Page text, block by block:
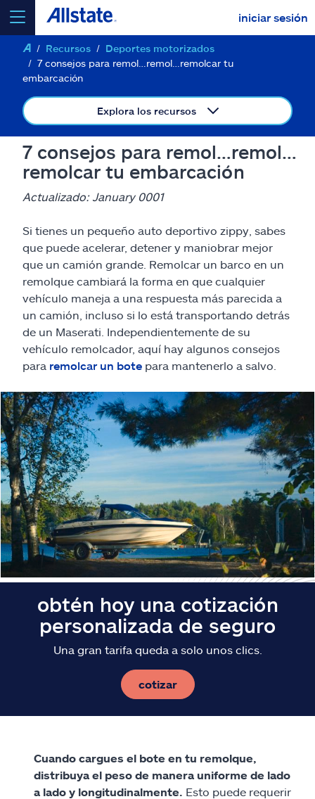
iniciar sesión
seleccionar un producto paracotizar
Select a Product
ir
Seguros y más
Recursos
Reclamos
Asistencia y apoyo
Buscar agente
Explore Allstate
Ashburn, VA 20146
English
Recursos
Deportes motorizados
7 consejos para remol…remol…remolcar tu
embarcación
Explora los recursos
7 consejos para remol…remol…
remolcar tu embarcación
Actualizado: January 0001
Si tienes un pequeño auto deportivo zippy, sabes
que puede acelerar, detener y maniobrar mejor
que un camión grande. Remolcar un barco en un
remolque cambiará la forma en que cualquier
vehículo maneja a una respuesta más parecida a
un camión, incluso si lo está transportando detrás
de un Maserati. Independientemente de su
vehículo remolcador, aquí hay algunos consejos
para remolcar un bote para mantenerlo a salvo.
obtén hoy una cotización
personalizada de seguro
Una gran tarifa queda a solo unos clics.
cotizar
Cuando cargues el bote en tu remolque,
distribuya el peso de manera uniforme de lado
a lado y longitudinalmente. Esto puede requerir